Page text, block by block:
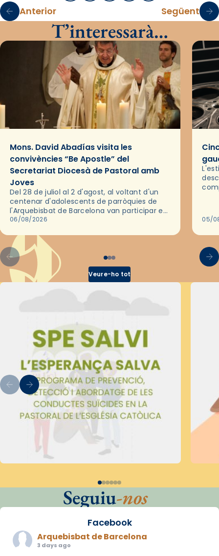
Anterior Següent
T’interessarà…
Mons. David Abadías visita les
convivències “Be Apostle” del
Secretariat Diocesà de Pastoral amb
Joves
Del 28 de juliol al 2 d'agost, al voltant d'un
centenar d'adolescents de parròquies de
l'Arquebisbat de Barcelona van participar en
les convivències Be Apostle, organitzades
06/08/2026 05/
Veure-ho tot
Seguiu-nos
Facebook
Arquebisbat de Barcelona
3 days ago